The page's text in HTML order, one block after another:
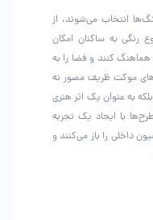
انتخاب می‌شوند، از
به ساکنان امکان
کنند و فضا را به
موکت ظریف مصور نه
به عنوان یک اثر هنری
با ایجاد یک تجربه
داخلی را باز می‌کنند و